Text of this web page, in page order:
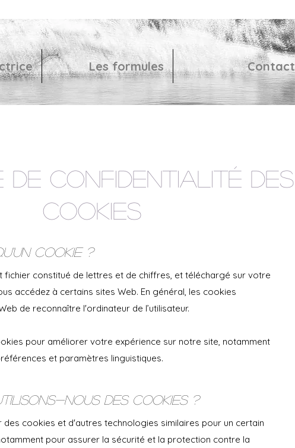
Les formules Contact
de confidentialité des
cookies
cookie ?
fichier constitué de lettres et de chiffres, et téléchargé sur votre
accédez à certains sites Web. En général, les cookies
de reconnaître l'ordinateur de l’utilisateur.
pour améliorer votre expérience sur notre site, notamment
et paramètres linguistiques.
nous des cookies ?
des cookies et d'autres technologies similaires pour un certain
pour assurer la sécurité et la protection contre la